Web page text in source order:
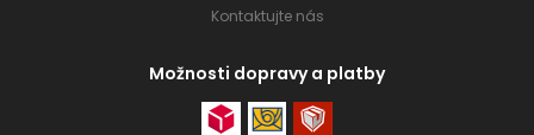
Kontaktujte nás
Možnosti dopravy a platby